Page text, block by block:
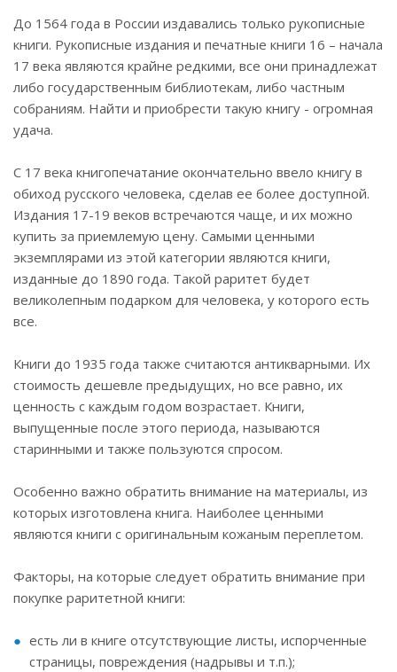
До 1564 года в России издавались только рукописные
книги. Рукописные издания и печатные книги 16 – начала
17 века являются крайне редкими, все они принадлежат
либо государственным библиотекам, либо частным
собраниям. Найти и приобрести такую книгу - огромная
удача.
С 17 века книгопечатание окончательно ввело книгу в
обиход русского человека, сделав ее более доступной.
Издания 17-19 веков встречаются чаще, и их можно
купить за приемлемую цену. Самыми ценными
экземплярами из этой категории являются книги,
изданные до 1890 года. Такой раритет будет
великолепным подарком для человека, у которого есть
все.
Книги до 1935 года также считаются антикварными. Их
стоимость дешевле предыдущих, но все равно, их
ценность с каждым годом возрастает. Книги,
выпущенные после этого периода, называются
старинными и также пользуются спросом.
Особенно важно обратить внимание на материалы, из
которых изготовлена книга. Наиболее ценными
являются книги с оригинальным кожаным переплетом.
Факторы, на которые следует обратить внимание при
покупке раритетной книги:
есть ли в книге отсутствующие листы, испорченные
страницы, повреждения (надрывы и т.п.);